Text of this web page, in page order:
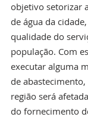
objetivo setorizar
de água da
qualidade do
população. Com
executar alguma
de
região será
do fornecimento